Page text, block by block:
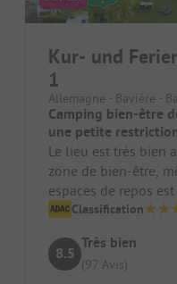
Kur- und
1
Allemagne - Bavière -
Camping bien-être
une petite
Le lieu est très bien
zone de bien-être,
espaces de repos
conçu. Les
Classification
8.5
Très bien
(97 Avis)